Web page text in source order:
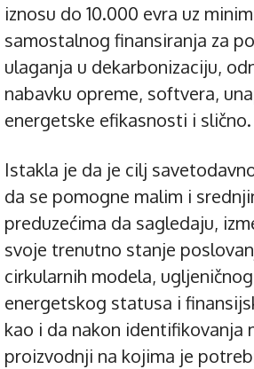
iznosu do 10.000 evra uz
samostalnog finansiranja za
ulaganja u dekarbonizaciju,
nabavku opreme, softvera,
energetske efikasnosti i slično.
Istakla je da je cilj
da se pomogne malim i
preduzećima da sagledaju,
svoje trenutno stanje
cirkularnih modela,
energetskog statusa i
kao i da nakon identifikovanja
proizvodnji na kojima je